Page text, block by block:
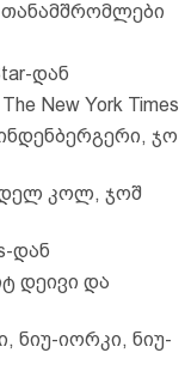
თანამშრომლები
დან
New York Times
ჯო
დელ კოლ, ჯოშ
დან
დეივი და
ნიუ-იორკი, ნიუ-